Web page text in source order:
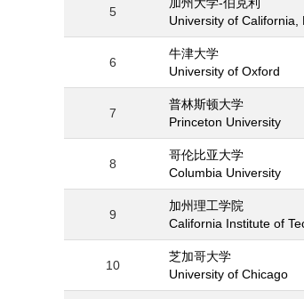
5
University of California,
6
牛津大学
University of Oxford
7
普林斯顿大学
Princeton University
8
哥伦比亚大学
Columbia University
9
加州理工学院
California Institute of
10
芝加哥大学
University of Chicago